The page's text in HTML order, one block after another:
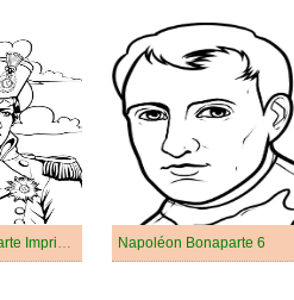
Napoléon Bonaparte Imprimable Pour Les Enfants Napoléon Bonaparte 6